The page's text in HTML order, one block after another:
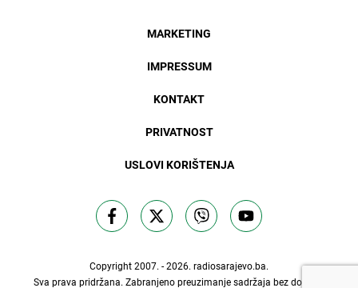
MARKETING
IMPRESSUM
KONTAKT
PRIVATNOST
USLOVI KORIŠTENJA
Copyright 2007. - 2026. radiosarajevo.ba.
Sva prava pridržana. Zabranjeno preuzimanje sadržaja bez dozvole